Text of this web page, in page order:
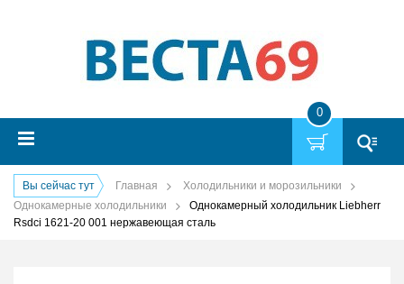
0
Вы сейчас тут Главная
Холодильники и морозильники
Однокамерные холодильники
Однокамерный холодильник Liebherr
Rsdci 1621-20 001 нержавеющая сталь